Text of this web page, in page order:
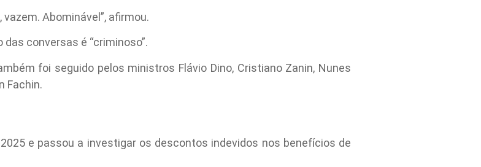
Abominável”, afirmou.
conversas é “criminoso”.
foi seguido pelos ministros Flávio Dino, Cristiano Zanin, Nunes
Fachin.
e passou a investigar os descontos indevidos nos benefícios de